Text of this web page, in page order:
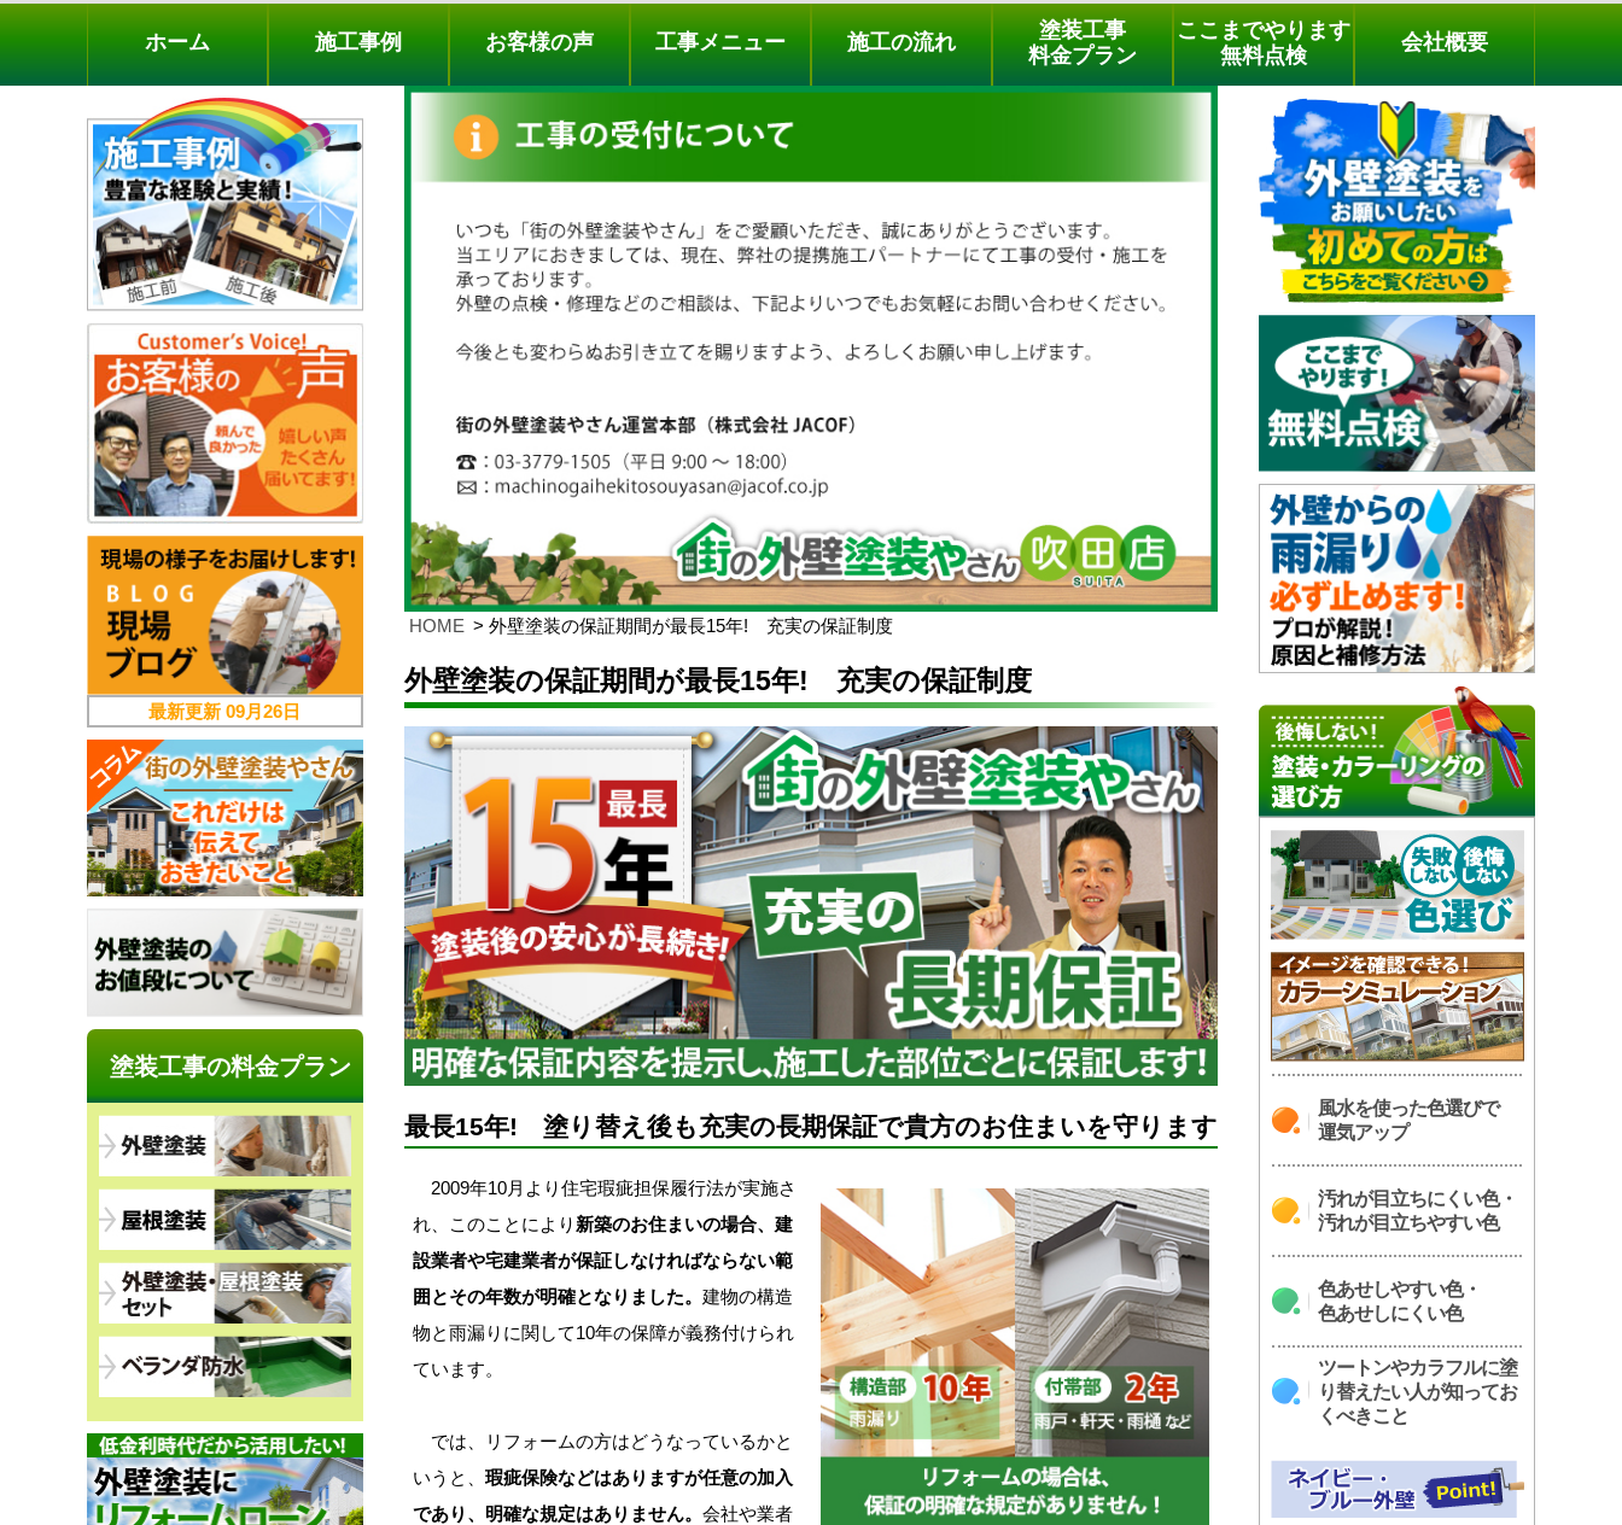
料金プラン 無料点検
電話でのご相談
[9時～18時まで受付中]
phone
ホーム 施工事例 お客様の声 工事メニュー 施工の流れ
塗装工事
料金プラン
ここまでやります
無料点検
会社概要
HOME 外壁塗装の保証期間が最長15年! 充実の保証制度
外壁塗装の保証期間が最長15年! 充実の保証制度
最長15年! 塗り替え後も充実の長期保証で貴方のお住まいを守ります
2009年10月より住宅瑕疵担保履行法が実施さ
れ、このことにより 新築のお住まいの場合、建
設業者や宅建業者が保証しなければならない範
囲とその年数が明確となりました。建物の構造
物と雨漏りに関して10年の保障が義務付けられ
ています。
では、リフォームの方はどうなっているかと
いうと、瑕疵保険などはありますが任意の加入
であり、明確な規定はありません。会社や業者
風水を使った色選びで
運気アップ
汚れが目立ちにくい色・
汚れが目立ちやすい色
色あせしやすい色・
色あせしにくい色
ツートンやカラフルに塗
り替えたい人が知ってお
くべきこと
最新更新09月26日
塗装工事の料金プラン